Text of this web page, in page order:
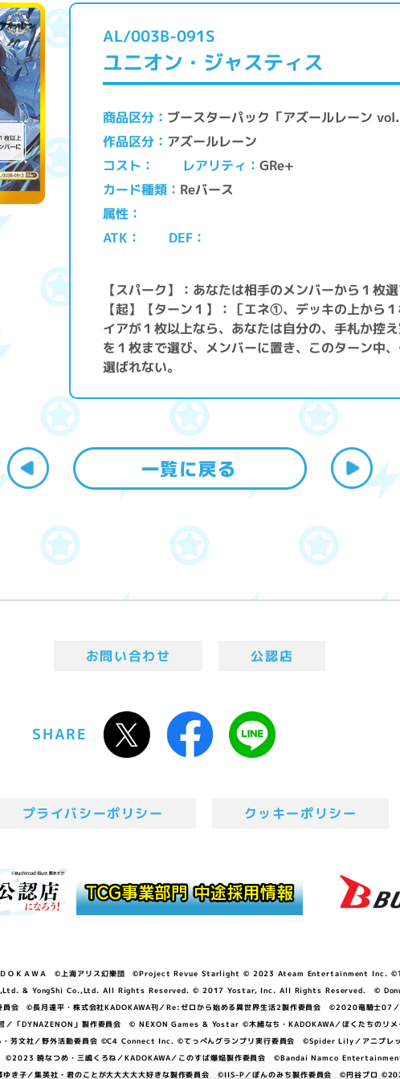
AL/003B-091S
ユニオン・ジャスティス
商品区分 ブースターパック「アズールレーン
作品区分 アズールレーン
コスト レアリティ GRe+
カード種類 Reバース
属性
ATK DEF
【スパーク】：あなたは相手のメンバーから１枚
【起】【ターン１】：［エネ①、デッキの上から
イアが１枚以上なら、あなたは自分の、手札か控
を１枚まで選び、メンバーに置き、このターン中
選ばれない。
お問い合わせ 公認店
SHARE
プライバシーポリシー クッキーポリシー
ＯＫＡＷＡ ©上海アリス幻樂団 ©Project Revue Starlight © 2023 Ateam Entertainment Inc.
& YongShi Co.,Ltd. All Rights Reserved. © 2017 Yostar, Inc. All Rights Reserved.
©長月達平・株式会社KADOKAWA刊／Re:ゼロから始める異世界生活2製作委員会 ©2020竜騎士07／
」製作委員会 © NEXON Games & Yostar ©木緒なち・KADOKAWA／ぼくたちのリメイ
文社／野外活動委員会 ©C4 Connect Inc. ©てっぺんグランプリ実行委員会 ©Spider Lily／アニプレ
©2023 暁なつめ・三嶋くろね／KADOKAWA／このすば爆焔製作委員会 ©Bandai Namco
ゆき子／集英社・君のことが大大大大大好きな製作委員会 ©IIS-P／ぽんのみち製作委員会 ©円谷プロ